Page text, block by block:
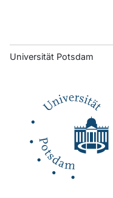
Universität Potsdam